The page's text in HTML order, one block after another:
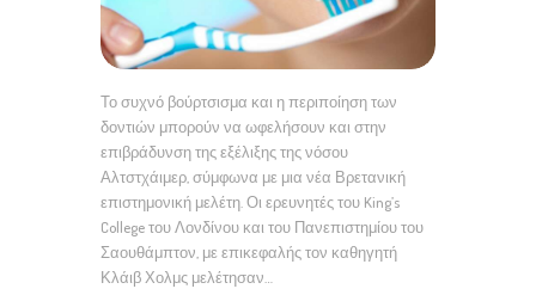
Το συχνό βούρτσισμα και η περιποίηση των
δοντιών μπορούν να ωφελήσουν και στην
επιβράδυνση της εξέλιξης της νόσου
Αλτστχάιμερ, σύμφωνα με μια νέα Βρετανική
επιστημονική μελέτη. Οι ερευνητές του King’s
College του Λονδίνου και του Πανεπιστημίου του
Σαουθάμπτον, με επικεφαλής τον καθηγητή
Κλάιβ Χολμς μελέτησαν…